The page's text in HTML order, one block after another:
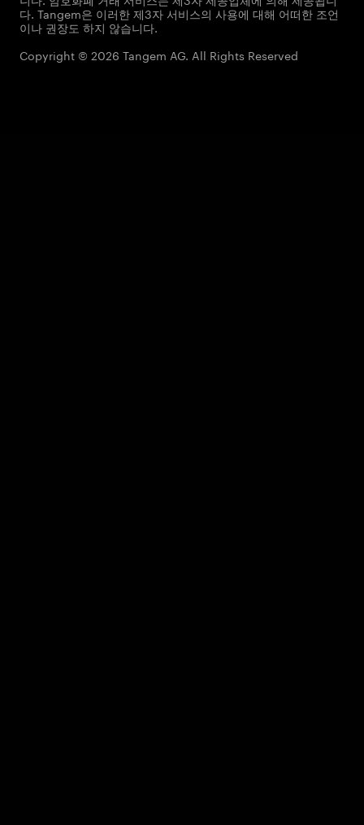
다. Tangem은 이러한 제3자 서비스의 사용에 대해 어떠한 조언
이나 권장도 하지 않습니다.